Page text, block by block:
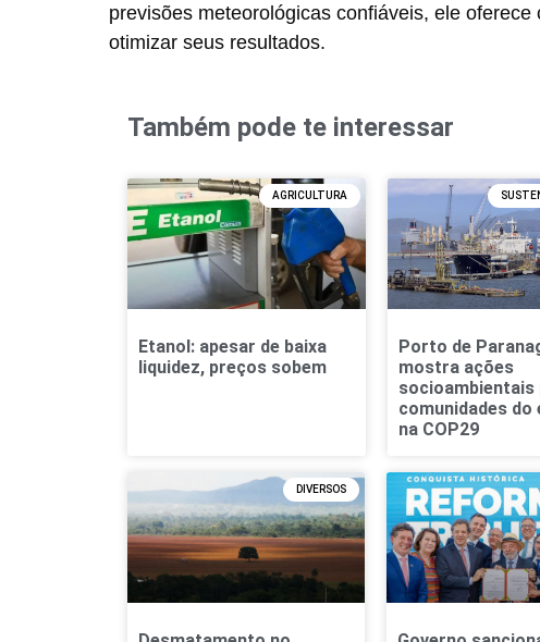
previsões meteorológicas confiáveis, ele
otimizar seus resultados.
Também pode te interessar
AGRICULTURA
Etanol: apesar de baixa
liquidez, preços sobem
Porto de
mostra ações
socioambientais
comunidades do
na COP29
DIVERSOS